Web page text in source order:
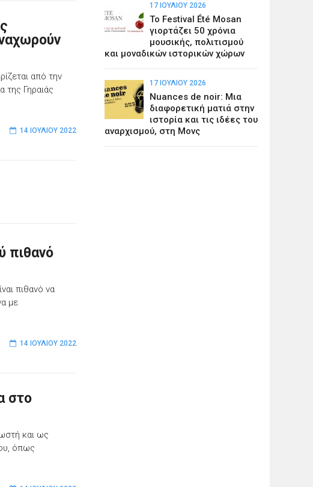
από την
της Γηραιάς
14 ΙΟΥΛΊΟΥ 2022
πιθανό
πιθανό να
με
14 ΙΟΥΛΊΟΥ 2022
στο
και ως
όπως
17 ΙΟΥΛΊΟΥ 2026
Το Festival Été Mosan
γιορτάζει 50 χρόνια
μουσικής, πολιτισμού
και μοναδικών ιστορικών χώρων
17 ΙΟΥΛΊΟΥ 2026
Nuances de noir: Μια
διαφορετική ματιά στην
ιστορία και τις ιδέες του
αναρχισμού, στη Μονς